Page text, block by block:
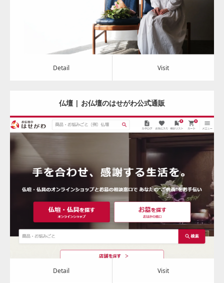
Detail Visit
仏壇 | お仏壇のはせがわ公式通販
Category:その他
Detail Visit
Detail Visit